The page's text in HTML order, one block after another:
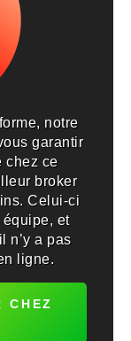
notre
garantir
chez ce
broker
Celui-ci
équipe, et
n’y a pas
ligne.
CHEZ